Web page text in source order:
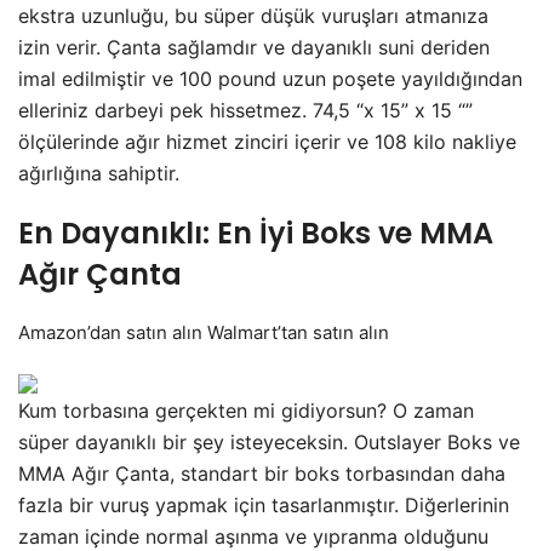
ekstra uzunluğu, bu süper düşük vuruşları atmanıza
izin verir. Çanta sağlamdır ve dayanıklı suni deriden
imal edilmiştir ve 100 pound uzun poşete yayıldığından
elleriniz darbeyi pek hissetmez. 74,5 “x 15” x 15 “”
ölçülerinde ağır hizmet zinciri içerir ve 108 kilo nakliye
ağırlığına sahiptir.
En Dayanıklı: En İyi Boks ve MMA
Ağır Çanta
Amazon’dan satın alın Walmart’tan satın alın
Kum torbasına gerçekten mi gidiyorsun? O zaman
süper dayanıklı bir şey isteyeceksin. Outslayer Boks ve
MMA Ağır Çanta, standart bir boks torbasından daha
fazla bir vuruş yapmak için tasarlanmıştır. Diğerlerinin
zaman içinde normal aşınma ve yıpranma olduğunu